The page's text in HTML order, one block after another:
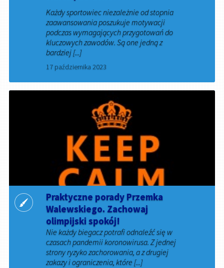
Każdy sportowiec niezależnie od stopnia
zaawansowania poszukuje motywacji
podczas wymagających przygotowań do
kluczowych zawodów. Są one jedną z
bardziej [...]
17 października 2023
Praktyczne porady Przemka
Walewskiego. Zachowaj
olimpijski spokój!
Nie każdy biegacz potrafi odnaleźć się w
czasach pandemii koronowirusa. Z jednej
strony ryzyko zachorowania, a z drugiej
zakazy i ograniczenia, które [...]